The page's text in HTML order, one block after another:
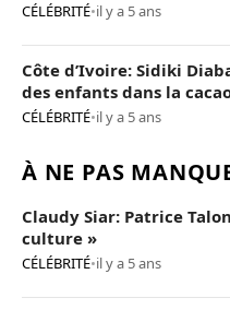
CÉLÉBRITÉ•il y a 5 ans
Côte d’Ivoire: Sidiki
des enfants dans la
CÉLÉBRITÉ•il y a 5 ans
À NE PAS
Claudy Siar: Patrice
culture »
CÉLÉBRITÉ•il y a 5 ans